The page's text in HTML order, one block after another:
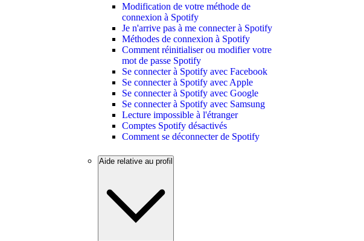
Modification de votre méthode de
connexion à Spotify
Je n'arrive pas à me connecter à Spotify
Méthodes de connexion à Spotify
Comment réinitialiser ou modifier votre
mot de passe Spotify
Se connecter à Spotify avec Facebook
Se connecter à Spotify avec Apple
Se connecter à Spotify avec Google
Se connecter à Spotify avec Samsung
Lecture impossible à l'étranger
Comptes Spotify désactivés
Comment se déconnecter de Spotify
Aide relative au profil